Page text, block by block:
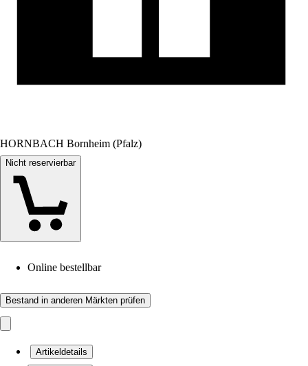
HORNBACH Bornheim (Pfalz)
Nicht reservierbar
Online bestellbar
Bestand in anderen Märkten prüfen
Artikeldetails